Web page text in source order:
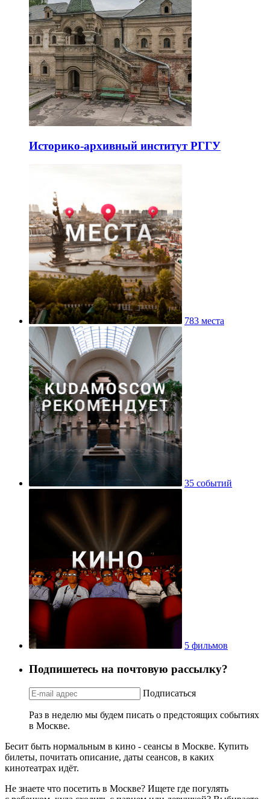
Историко-архивный институт РГГУ
783 места
35 событий
5 фильмов
Подпишетесь на почтовую рассылку?
Подписаться
Раз в неделю мы будем писать о предстоящих событиях
в Москве.
Бесит быть нормальным в кино - сеансы в Москве. Купить
билеты, почитать описание, даты сеансов, в каких
кинотеатрах идёт.
Не знаете что посетить в Москве? Ищете где погулять